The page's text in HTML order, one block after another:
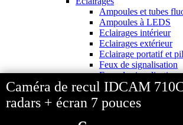
Caméra de recul IDCAM
radars + écran 7 pouces
Ampoules et tubes
Ampoules à LEDS
Eclairages intérieur
Eclairages extérieur
Eclairage portatif et
Feux de signalisation
Feux de signalisation
Electricite
Prises allume-cigare